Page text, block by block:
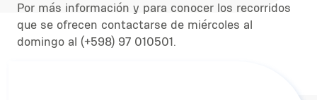
Por más información y para conocer los recorridos
que se ofrecen contactarse de miércoles al
domingo al (+598) 97 010501.